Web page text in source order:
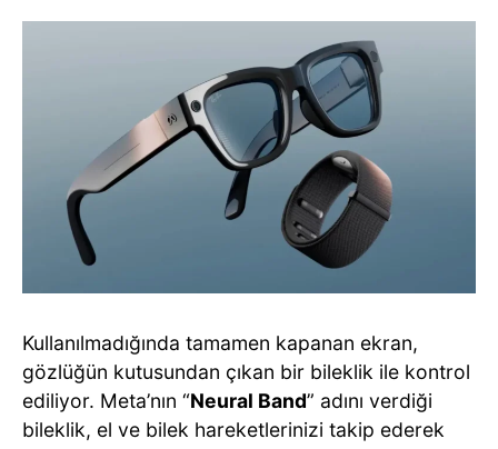
Kullanılmadığında tamamen kapanan ekran,
gözlüğün kutusundan çıkan bir bileklik ile kontrol
ediliyor. Meta’nın “Neural Band” adını verdiği
bileklik, el ve bilek hareketlerinizi takip ederek